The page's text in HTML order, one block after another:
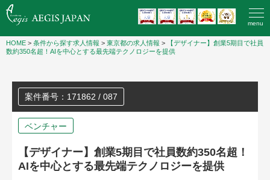
menu
HOME > 条件から探す求人情報 > 東京都の求人情報 >
【デザイナー】創業5期目で社員
数約350名超！AIを中心とする最先端テクノロジーを提供
案件番号：171862 / 087
ベンチャー
【デザイナー】創業5期目で社員数約350名超！
AIを中心とする最先端テクノロジーを提供